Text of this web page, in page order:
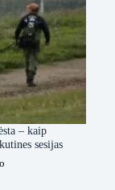
– kaip
sesijas